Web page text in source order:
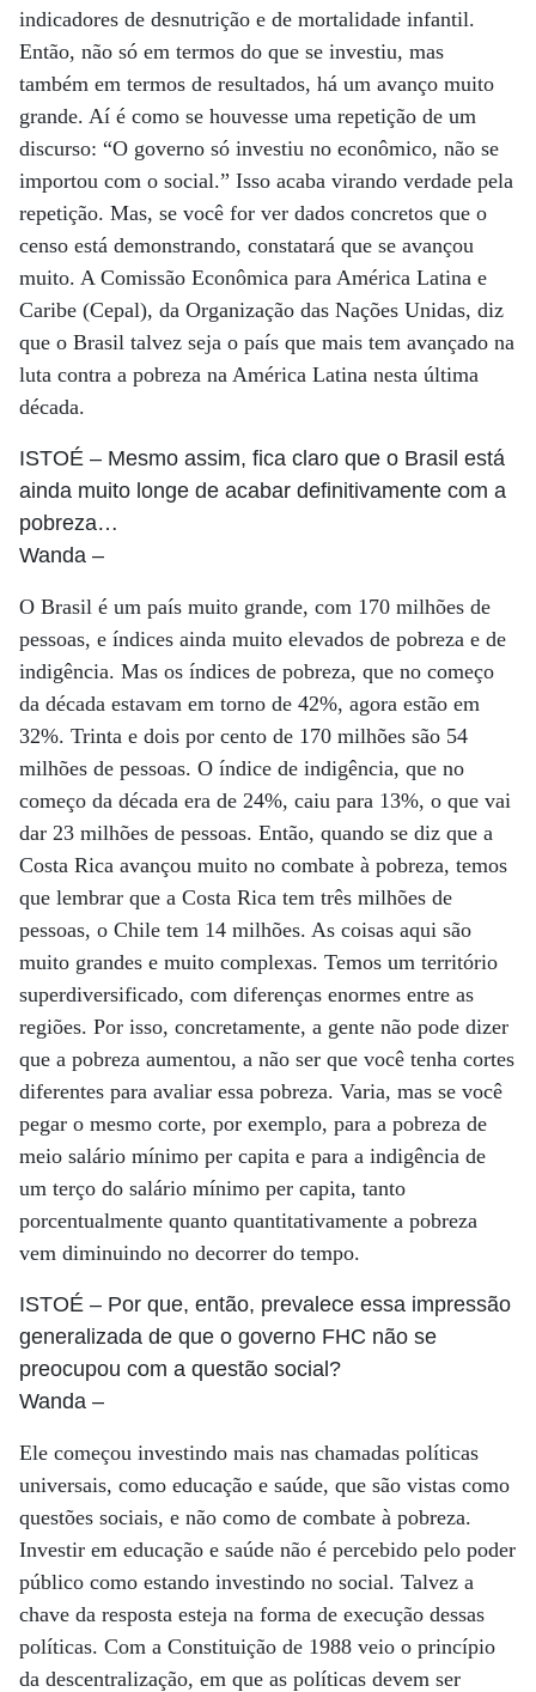
indicadores de desnutrição e de mortalidade infantil.
Então, não só em termos do que se investiu, mas
também em termos de resultados, há um avanço muito
grande. Aí é como se houvesse uma repetição de um
discurso: “O governo só investiu no econômico, não se
importou com o social.” Isso acaba virando verdade pela
repetição. Mas, se você for ver dados concretos que o
censo está demonstrando, constatará que se avançou
muito. A Comissão Econômica para América Latina e
Caribe (Cepal), da Organização das Nações Unidas, diz
que o Brasil talvez seja o país que mais tem avançado na
luta contra a pobreza na América Latina nesta última
década.
ISTOÉ – Mesmo assim, fica claro que o Brasil está
ainda muito longe de acabar definitivamente com a
pobreza…
Wanda –
O Brasil é um país muito grande, com 170 milhões de
pessoas, e índices ainda muito elevados de pobreza e de
indigência. Mas os índices de pobreza, que no começo
da década estavam em torno de 42%, agora estão em
32%. Trinta e dois por cento de 170 milhões são 54
milhões de pessoas. O índice de indigência, que no
começo da década era de 24%, caiu para 13%, o que vai
dar 23 milhões de pessoas. Então, quando se diz que a
Costa Rica avançou muito no combate à pobreza, temos
que lembrar que a Costa Rica tem três milhões de
pessoas, o Chile tem 14 milhões. As coisas aqui são
muito grandes e muito complexas. Temos um território
superdiversificado, com diferenças enormes entre as
regiões. Por isso, concretamente, a gente não pode dizer
que a pobreza aumentou, a não ser que você tenha cortes
diferentes para avaliar essa pobreza. Varia, mas se você
pegar o mesmo corte, por exemplo, para a pobreza de
meio salário mínimo per capita e para a indigência de
um terço do salário mínimo per capita, tanto
porcentualmente quanto quantitativamente a pobreza
vem diminuindo no decorrer do tempo.
ISTOÉ – Por que, então, prevalece essa impressão
generalizada de que o governo FHC não se
preocupou com a questão social?
Wanda –
Ele começou investindo mais nas chamadas políticas
universais, como educação e saúde, que são vistas como
questões sociais, e não como de combate à pobreza.
Investir em educação e saúde não é percebido pelo poder
público como estando investindo no social. Talvez a
chave da resposta esteja na forma de execução dessas
políticas. Com a Constituição de 1988 veio o princípio
da descentralização, em que as políticas devem ser